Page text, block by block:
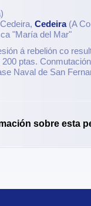
Cedeira(A
"María del Mar"
á rebelión co
ptas.
Naval de San
sobre esta